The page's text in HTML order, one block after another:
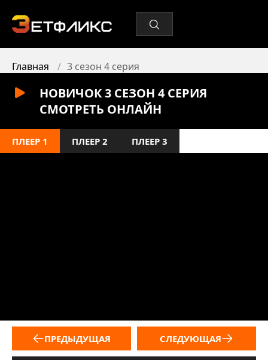
Главная 3 сезон 4 серия
НОВИЧОК 3 СЕЗОН 4 СЕРИЯ
СМОТРЕТЬ ОНЛАЙН
ПЛЕЕР 1 ПЛЕЕР 2 ПЛЕЕР 3
ПРЕДЫДУЩАЯ СЛЕДУЮЩАЯ